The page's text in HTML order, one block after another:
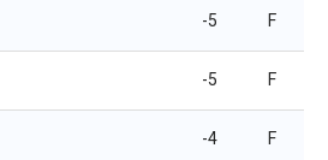
-5 F
-5 F
-4 F